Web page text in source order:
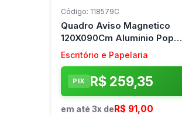
Código: 118579C
Quadro Aviso Magnetico
120X090Cm Aluminio Pop
Cortiarte
Escritório e Papelaria
PIX R$ 259,35
em até 3x deR$ 91,00